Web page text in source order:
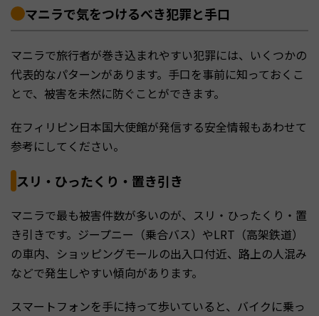
マニラで気をつけるべき犯罪と手口
マニラで旅行者が巻き込まれやすい犯罪には、いくつかの
代表的なパターンがあります。手口を事前に知っておくこ
とで、被害を未然に防ぐことができます。
在フィリピン日本国大使館が発信する安全情報もあわせて
参考にしてください。
スリ・ひったくり・置き引き
マニラで最も被害件数が多いのが、スリ・ひったくり・置
き引きです。ジープニー（乗合バス）やLRT（高架鉄道）
の車内、ショッピングモールの出入口付近、路上の人混み
などで発生しやすい傾向があります。
スマートフォンを手に持って歩いていると、バイクに乗っ